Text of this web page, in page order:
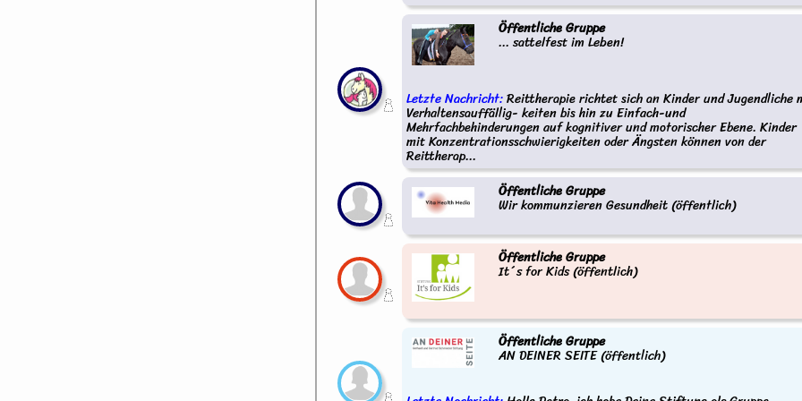
Öffentliche Gruppe
... sattelfest im Leben!
Letzte Nachricht:Reittherapie richtet sich an Kinder und Jugendliche
Verhaltensauffällig- keiten bis hin zu Einfach-und
Mehrfachbehinderungen auf kognitiver und motorischer Ebene. Kinder
mit Konzentrationsschwierigkeiten oder Ängsten können von der
Reittherap...
Öffentliche Gruppe
Wir kommunzieren Gesundheit (öffentlich)
Öffentliche Gruppe
It´s for Kids (öffentlich)
Öffentliche Gruppe
AN DEINER SEITE (öffentlich)